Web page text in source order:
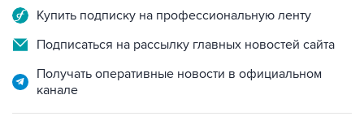
Купить подписку на профессиональную ленту
Подписаться на рассылку главных новостей сайта
Получать оперативные новости в официальном
канале